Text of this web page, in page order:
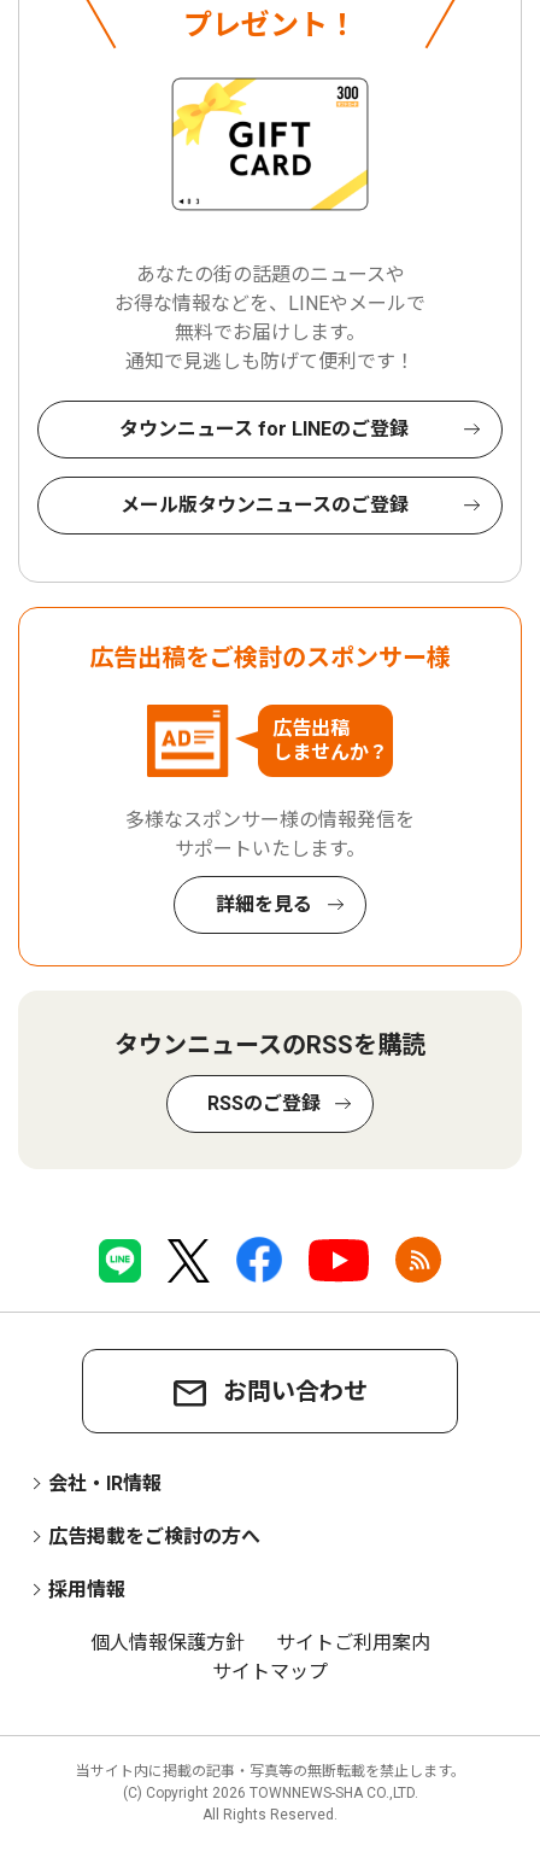
プレゼント！
あなたの街の話題のニュースや
お得な情報などを、LINEやメールで
無料でお届けします。
通知で見逃しも防げて便利です！
タウンニュース for LINEのご登録
メール版タウンニュースのご登録
広告出稿をご検討のスポンサー様
広告出稿
しませんか？
多様なスポンサー様の情報発信を
サポートいたします。
詳細を見る
タウンニュースのRSSを購読
RSSのご登録
お問い合わせ
会社・IR情報
広告掲載をご検討の方へ
採用情報
個人情報保護方針
サイトご利用案内
サイトマップ
当サイト内に掲載の記事・写真等の無断転載を禁止します。
(C) Copyright 2026 TOWNNEWS-SHA CO.,LTD.
All Rights Reserved.